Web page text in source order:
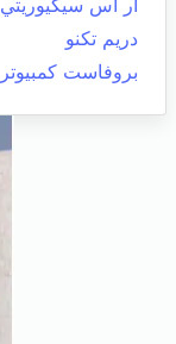
ار اس سيكيوريتي
دريم تكنو
بروفاست كمبيوتر